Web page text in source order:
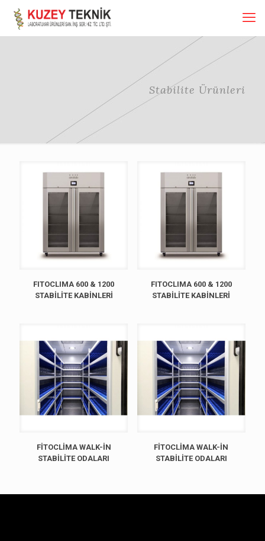
Stabilite Ürünleri
FITOCLIMA 600 & 1200
STABİLİTE KABİNLERİ
FITOCLIMA 600 & 1200
STABİLİTE KABİNLERİ
FİTOCLİMA WALK-İN
STABİLİTE ODALARI
FİTOCLİMA WALK-İN
STABİLİTE ODALARI